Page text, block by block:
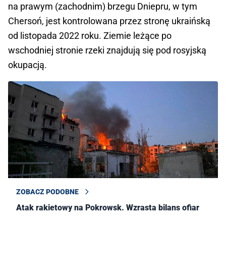
na prawym (zachodnim) brzegu Dniepru, w tym
Chersoń, jest kontrolowana przez stronę ukraińską
od listopada 2022 roku. Ziemie leżące po
wschodniej stronie rzeki znajdują się pod rosyjską
okupacją.
ZOBACZ PODOBNE
Atak rakietowy na Pokrowsk. Wzrasta bilans ofiar